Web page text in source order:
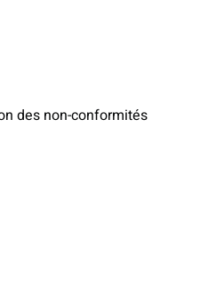
des non-conformités